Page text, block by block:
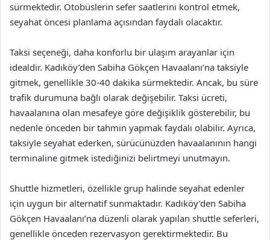
sürmektedir. Otobüslerin sefer saatlerini kontrol etmek,
seyahat öncesi planlama açısından faydalı olacaktır.
Taksi seçeneği, daha konforlu bir ulaşım arayanlar için
idealdir. Kadıköy’den Sabiha Gökçen Havaalanı’na taksiyle
gitmek, genellikle 30-40 dakika sürmektedir. Ancak, bu süre
trafik durumuna bağlı olarak değişebilir. Taksi ücreti,
havaalanına olan mesafeye göre değişiklik gösterebilir, bu
nedenle önceden bir tahmin yapmak faydalı olabilir. Ayrıca,
taksiyle seyahat ederken, sürücünüzden havaalanının hangi
terminaline gitmek istediğinizi belirtmeyi unutmayın.
Shuttle hizmetleri, özellikle grup halinde seyahat edenler
için uygun bir alternatif sunmaktadır. Kadıköy’den Sabiha
Gökçen Havaalanı’na düzenli olarak yapılan shuttle seferleri,
genellikle önceden rezervasyon gerektirmektedir. Bu